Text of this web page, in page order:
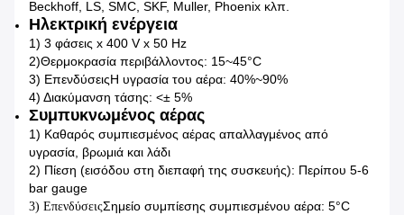
Beckhoff, LS, SMC, SKF, Muller, Phoenix κλπ.
Ηλεκτρική ενέργεια
1) 3 φάσεις x 400 V x 50 Hz
2)Θερμοκρασία περιβάλλοντος: 15~45°C
3) ΕπενδύσειςΗ υγρασία του αέρα: 40%~90%
4) Διακύμανση τάσης: <± 5%
Συμπυκνωμένος αέρας
1) Καθαρός συμπιεσμένος αέρας απαλλαγμένος από
υγρασία, βρωμιά και λάδι
2) Πίεση (εισόδου στη διεπαφή της συσκευής): Περίπου 5-6
bar gauge
3) ΕπενδύσειςΣημείο συμπίεσης συμπιεσμένου αέρα: 5°C